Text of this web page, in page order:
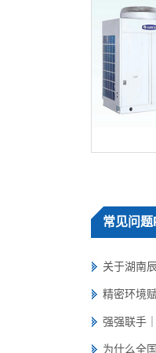
常见问题
关于湖南
精密环境
强强联手
为什么全